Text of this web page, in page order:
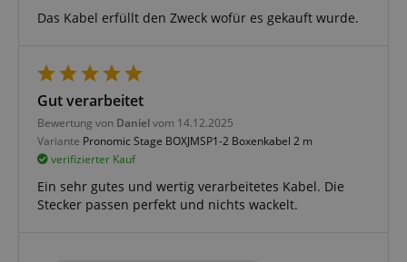
Das Kabel erfüllt den Zweck wofür es gekauft wurde.
Gut verarbeitet
Bewertung von Danielvom 14.12.2025
Variante Pronomic Stage BOXJMSP1-2 Boxenkabel 2 m
verifizierter Kauf
Ein sehr gutes und wertig verarbeitetes Kabel. Die
Stecker passen perfekt und nichts wackelt.
zoovu-
vid-
91347
www.kirstein.at
a given end
user (what
which page
he was the
last time,